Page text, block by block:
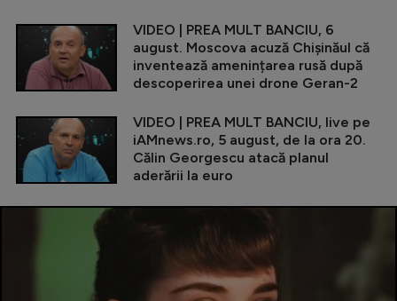
VIDEO | PREA MULT BANCIU, 6
august. Moscova acuză Chișinăul că
inventează amenințarea rusă după
descoperirea unei drone Geran-2
VIDEO | PREA MULT BANCIU, live pe
iAMnews.ro, 5 august, de la ora 20.
Călin Georgescu atacă planul
aderării la euro